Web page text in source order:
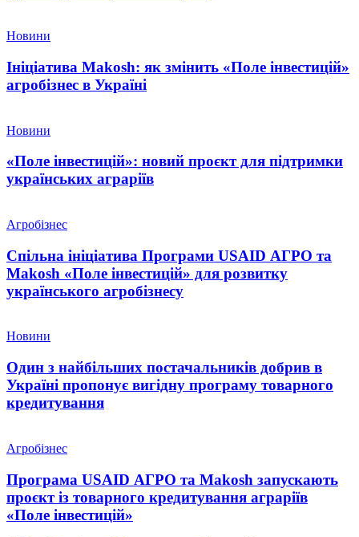
Новини
Ініціатива Makosh: як змінить «Поле інвестицій»
агробізнес в Україні
Новини
«Поле інвестицій»: новий проєкт для підтримки
українських аграріїв
Агробізнес
Спільна ініціатива Програми USAID АГРО та
Makosh «Поле інвестицій» для розвитку
українського агробізнесу
Новини
Один з найбільших постачальників добрив в
Україні пропонує вигідну програму товарного
кредитування
Агробізнес
Програма USAID АГРО та Makosh запускають
проєкт із товарного кредитування аграріїв
«Поле інвестицій»